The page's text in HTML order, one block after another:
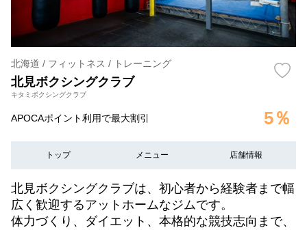
北海道 / フィットネス / トレーニング
北見ボクシングクラブ
キタミボクシングクラブ
APOCAポイント利用で最大割引 5％
トップ メニュー 店舗情報
北見ボクシングクラブは、初心者から経験者まで幅
広く歓迎するアットホームなジムです。
体力づくり、ダイエット、本格的な競技志向まで、